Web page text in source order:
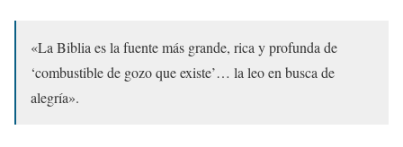
«La Biblia es la fuente más grande, rica y profunda de
‘combustible de gozo que existe’… la leo en busca de
alegría».